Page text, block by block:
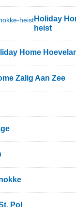
Holiday
heist
Home
Zalig Aan Zee
Pol